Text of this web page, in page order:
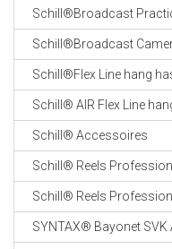
Schill®Broadcast
Schill®Broadcast
Schill®Flex Line hang
Schill® AIR Flex Line
Schill® Accessoires
Schill® Reels
Schill® Reels
SYNTAX® Bayonet